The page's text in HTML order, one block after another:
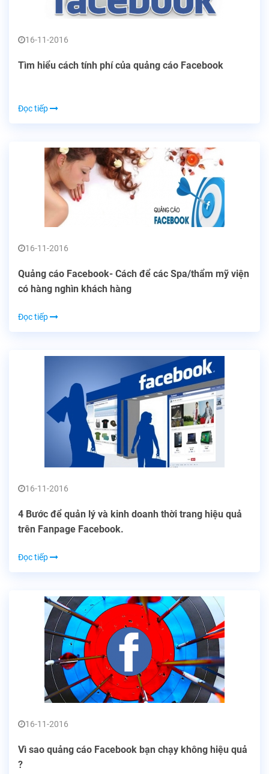
16-11-2016
Tìm hiểu cách tính phí của quảng cáo Facebook
Đọc tiếp
16-11-2016
Quảng cáo Facebook- Cách để các Spa/thẩm mỹ viện
có hàng nghìn khách hàng
Đọc tiếp
16-11-2016
4 Bước để quản lý và kinh doanh thời trang hiệu quả
trên Fanpage Facebook.
Đọc tiếp
16-11-2016
Vì sao quảng cáo Facebook bạn chạy không hiệu quả
?